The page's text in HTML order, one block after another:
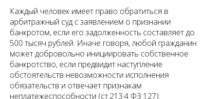
Каждый человек имеет право обратиться в
арбитражный суд с заявлением о признании
банкротом, если его задолженность составляет до
500 тысяч рублей. Иначе говоря, любой гражданин
может добровольно инициировать собственное
банкротство, если предвидит наступление
обстоятельств невозможности исполнения
обязательств и отвечает признакам
неплатежеспособности (ст.213.4 ФЗ 127):